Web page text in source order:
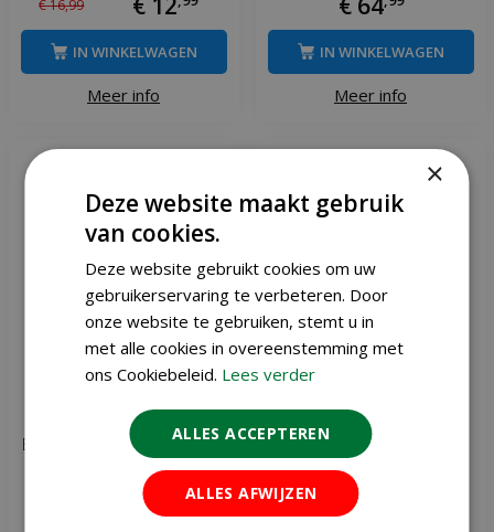
€16,99
Meer info
IN WINKELWAGEN
Meer info
IN WINKELWAGEN
Elho barcelona wall bracket
Elho green basics balcony
rack 60 antraciet
×
Deze website maakt gebruik
van cookies.
Deze website gebruikt cookies om uw
gebruikerservaring te verbeteren. Door
onze website te gebruiken, stemt u in
met alle cookies in overeenstemming met
ons Cookiebeleid. Lees verder
ALLES ACCEPTEREN
ALLES AFWIJZEN